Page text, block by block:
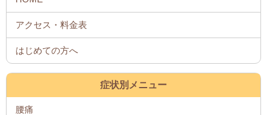
症状別メニュー
腰痛